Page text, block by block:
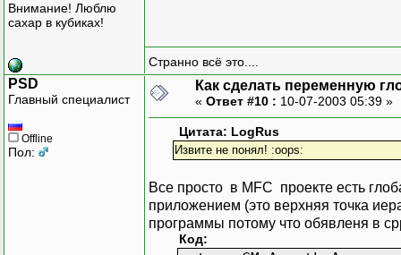
Внимание! Люблю
сахар в кубиках!
Странно всё это....
PSD
Главный специалист
Offline
Пол:
Как сделать переменную
« Ответ #10 : 10-07-2003 05:39 »
Цитата: LogRus
Извите не понял! :oops:
Все просто в MFC проекте есть
приложением (это верхняя точка
программы потому что обявленя в
Код: